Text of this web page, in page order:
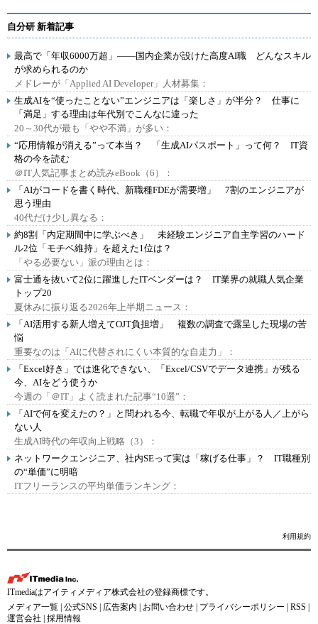
自分研 新着記事
最高で「年収6000万超」――国内企業が設けた高度AI職 どんなスキル
が求められるのか
メドレーが「Applied AI Developer」人材募集：
生成AIを“使ったことない”エンジニアは「楽しさ」が半分？ 仕事に
「満足」する理由は年代別でこんなに違った
20～30代が最も「やや不満」が多い：
“応用情報が消える”って本当？ 「生成AIパスポート」って何？ IT資
格の今を読む
＠IT人気記事まとめ読みeBook（6）：
「AIがコードを書く時代、新職種FDEが需要増」 7割のエンジニアが
思う理由
40代だけ少し異なる：
約8割「内定期間中に学ぶべき」 未経験エンジニア自主学習のハード
ル2位「モチベ維持」を超えた1位は？
「やる必要ない」派の理由とは：
富士通を抜いて2位に躍進したITベンダーは？ IT業界の就職人気企業
トップ20
夏休みに振り返る2026年上半期ニュース：
「AI活用する新人増えてOJT負担増」 複数の調査で露呈した現場の苦
悩
重要なのは「AIに代替されにくい本質的な自走力」：
「Excel好き」では進化できない、「Excel/CSVでデータ連携」が残る
今、AIをどう使うか
今週の「＠IT」よく読まれた記事“10選”：
「AIで何を変えたの？」と問われる今、転職で年収が上がる人／上がら
ない人
生成AI時代の年収向上戦略（3）：
ネットワークエンジニア、社内SEって実は「稼げる仕事」？ IT職種別
の“単価”に明暗
ITフリーランスの平均単価ランキング：
利用規約
ITmediaはアイティメディア株式会社の登録商標です。
メディア一覧 公式SNS 広告案内 お問い合わせ プライバシーポリシー RSS
運営会社
採用情報